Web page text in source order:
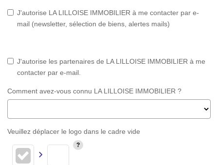
J'autorise LA LILLOISE IMMOBILIER à me contacter par e-
mail (newsletter, sélection de biens, alertes mails)
J'autorise les partenaires de LA LILLOISE IMMOBILIER à me
contacter par e-mail.
Comment avez-vous connu LA LILLOISE IMMOBILIER ?
Veuillez déplacer le logo dans le cadre vide